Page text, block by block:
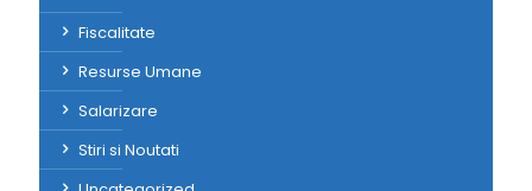
Fiscalitate
Resurse Umane
Salarizare
Stiri si Noutati